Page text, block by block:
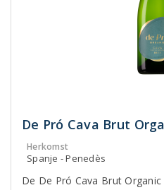
De Pró Cava Brut
Herkomst
Spanje - Penedès
De De Pró Cava Brut